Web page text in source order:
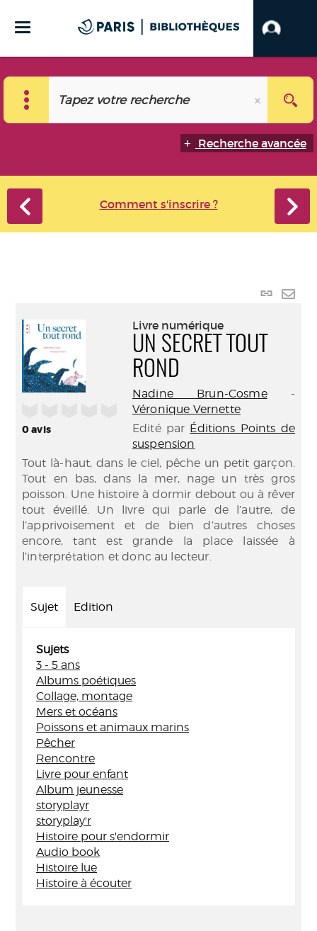
Recherche avancée
Comment s'inscrire ?
Lien
0avis
Livre numérique
UN SECRET TOUT
ROND
Nadine Brun-Cosme-
Véronique Vernette
Edité par Éditions Points de
suspension
Tout là-haut, dans le ciel, pêche un petit garçon.
Tout en bas, dans la mer, nage un très gros
poisson. Une histoire à dormir debout ou à rêver
tout éveillé. Un livre qui parle de l’autre, de
l’apprivoisement et de bien d’autres choses
encore, tant est grande la place laissée à
l’interprétation et donc au lecteur.
Sujet Edition
Sujets
3 - 5 ans
Albums poétiques
Collage, montage
Mers et océans
Poissons et animaux marins
Pêcher
Rencontre
Livre pour enfant
Album jeunesse
storyplayr
storyplay'r
Histoire pour s'endormir
Audio book
Histoire lue
Histoire à écouter